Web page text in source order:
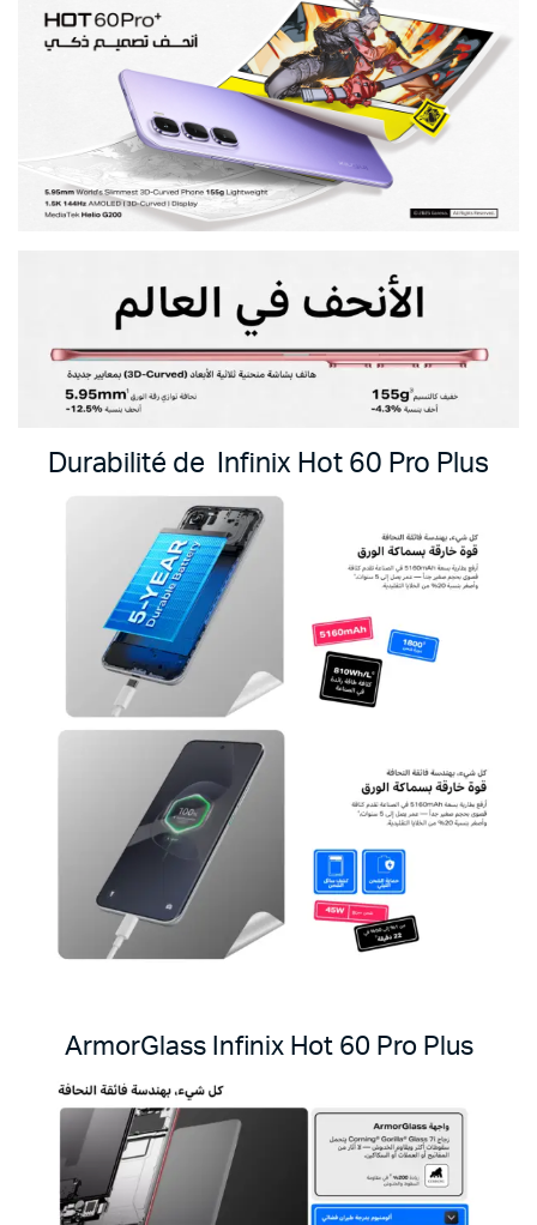
Durabilité de Infinix Hot 60 Pro Plus
ArmorGlass Infinix Hot 60 Pro Plus